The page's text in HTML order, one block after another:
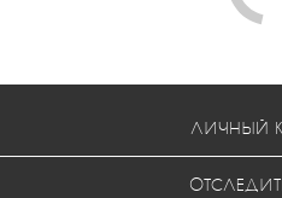
ЛИЧНЫЙ
КАРТА